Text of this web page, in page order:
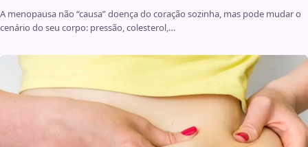
A menopausa não “causa” doença do coração sozinha, mas pode mudar o
cenário do seu corpo: pressão, colesterol,…